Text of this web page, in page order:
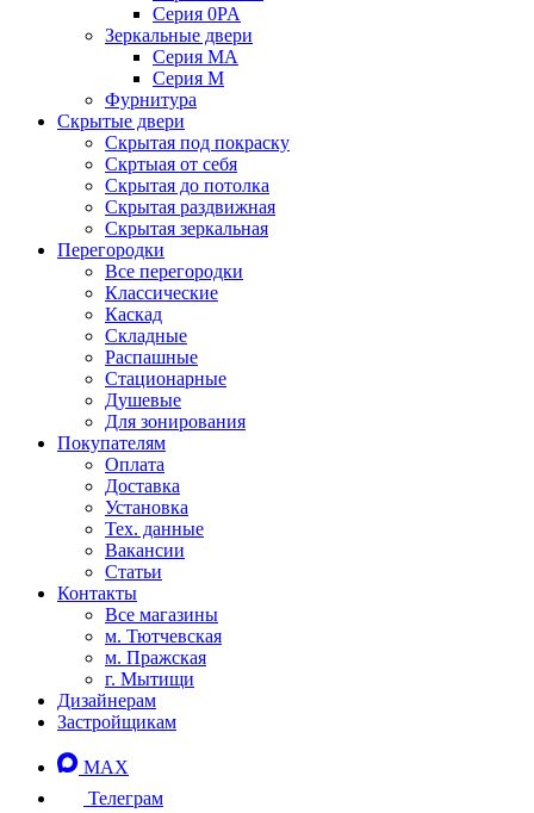
Серия 0PA
Зеркальные двери
Серия MA
Серия M
Фурнитура
Скрытые двери
Скрытая под покраску
Скртыая от себя
Скрытая до потолка
Скрытая раздвижная
Скрытая зеркальная
Перегородки
Все перегородки
Классические
Каскад
Складные
Распашные
Стационарные
Душевые
Для зонирования
Покупателям
Оплата
Доставка
Установка
Тех. данные
Вакансии
Статьи
Контакты
Все магазины
м. Тютчевская
м. Пражская
г. Мытищи
Дизайнерам
Застройщикам
MAX
Телеграм